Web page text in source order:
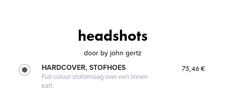
headshots
door by john gertz
HARDCOVER, STOFHOES
Full-colour stofomslag over een linnen
kaft
75,46 €